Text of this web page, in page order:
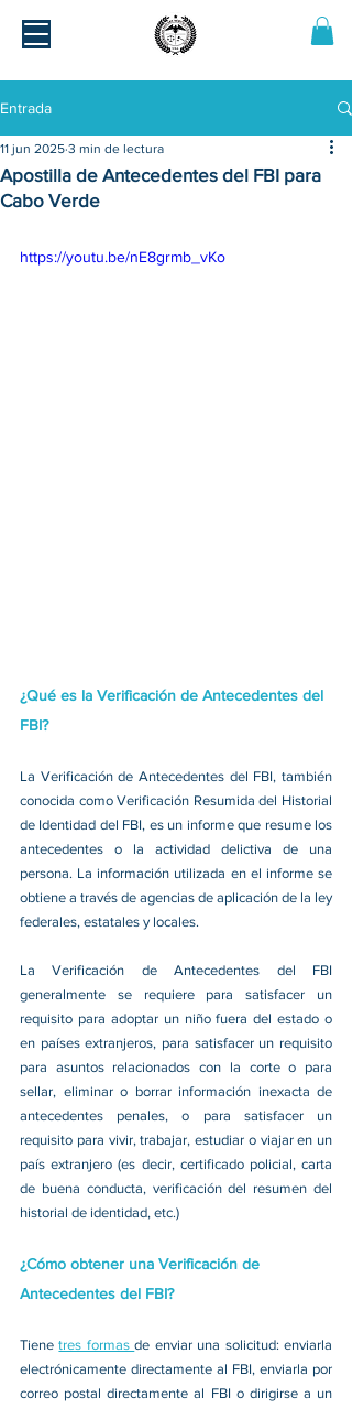
Entrada
Apostilla de Antecedentes del FBI para
Cabo Verde
11 jun 2025 3 min de lectura
https://youtu.be/nE8grmb_vKo
¿Qué es la Verificación de Antecedentes del
FBI?
La Verificación de Antecedentes del FBI, también
conocida como Verificación Resumida del Historial
de Identidad del FBI, es un informe que resume los
antecedentes o la actividad delictiva de una
persona. La información utilizada en el informe se
obtiene a través de agencias de aplicación de la ley
federales, estatales y locales.
La Verificación de Antecedentes del FBI
generalmente se requiere para satisfacer un
requisito para adoptar un niño fuera del estado o
en países extranjeros, para satisfacer un requisito
para asuntos relacionados con la corte o para
sellar, eliminar o borrar información inexacta de
antecedentes penales, o para satisfacer un
requisito para vivir, trabajar, estudiar o viajar en un
país extranjero (es decir, certificado policial, carta
de buena conducta, verificación del resumen del
historial de identidad, etc.)
¿Cómo obtener una Verificación de
Antecedentes del FBI?
Tiene tres formas de enviar una solicitud: enviarla
electrónicamente directamente al FBI, enviarla por
correo postal directamente al FBI o dirigirse a un